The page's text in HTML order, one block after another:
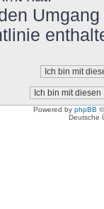
Powered by phpBB
Deutsche